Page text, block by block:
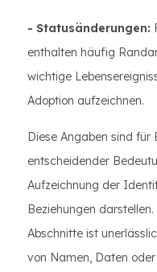
- Statusänderungen:
enthalten häufig
wichtige
Adoption aufzeichnen.
Diese Angaben sind für
entscheidender
Aufzeichnung der
Beziehungen
Abschnitte ist
von Namen, Daten